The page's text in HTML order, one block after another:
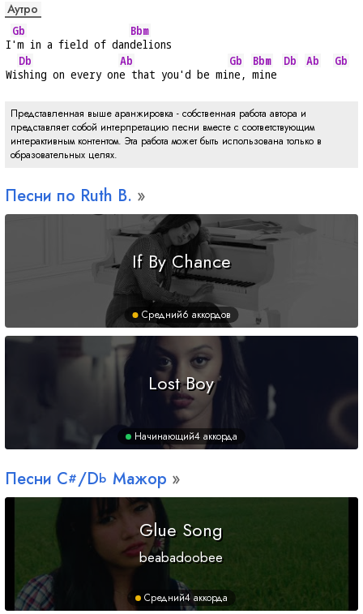
Аутро
I
Gb
'm in a field of dan
Bbm
delions
Wi
Db
shing on every on
Ab
e that you'd be mi
Gb
ne,
Bbm
mine
Db Ab Gb
Представленная выше аранжировка - собственная работа автора и
представляет собой интерпретацию песни вместе с соответствующим
интерактивным контентом. Эта работа может быть использована только в
образовательных целях.
Песни по Ruth B.
If By Chance
Средний6 аккордов
Lost Boy
Начинающий4 аккорда
Песни C#/Db Мажор
Glue Song
beabadoobee
Средний4 аккорда